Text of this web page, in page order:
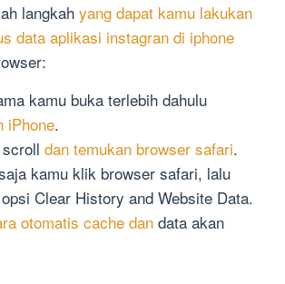
langkah yang dapat kamu lakukan
data aplikasi instagran di iphone
kamu buka terlebih dahulu
iPhone.
dan temukan browser safari.
kamu klik browser safari, lalu
Clear History and Website Data.
otomatis cache dan data akan